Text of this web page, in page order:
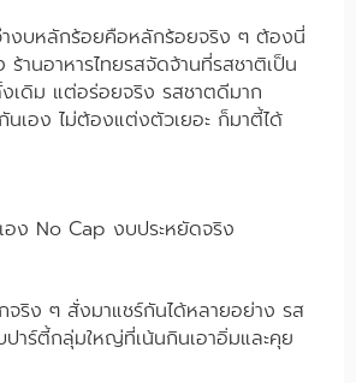
งบหลักร้อยคือหลักร้อยจริง ๆ ต้องนี่
ร้านอาหารไทยรสจัดจ้านที่รสชาติเป็น
งเดิม แต่อร่อยจริง รสชาตดีมาก
นเอง ไม่ต้องแต่งตัวเยอะ ก็มาตี้ได้
อง No Cap งบประหยัดจริง
จริง ๆ สั่งมาแชร์กันได้หลายอย่าง รส
ปาร์ตี้กลุ่มใหญ่ที่เน้นกินเอาอิ่มและคุย